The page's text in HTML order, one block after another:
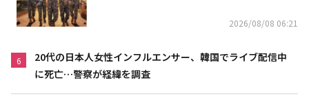
2026/08/08 06:21
6
20代の日本人女性インフルエンサー、韓国でライブ配信中
に死亡…警察が経緯を調査